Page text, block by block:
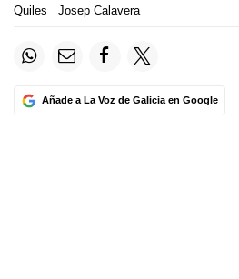
Quiles
Josep Calavera
Añade a La Voz de Galicia en Google